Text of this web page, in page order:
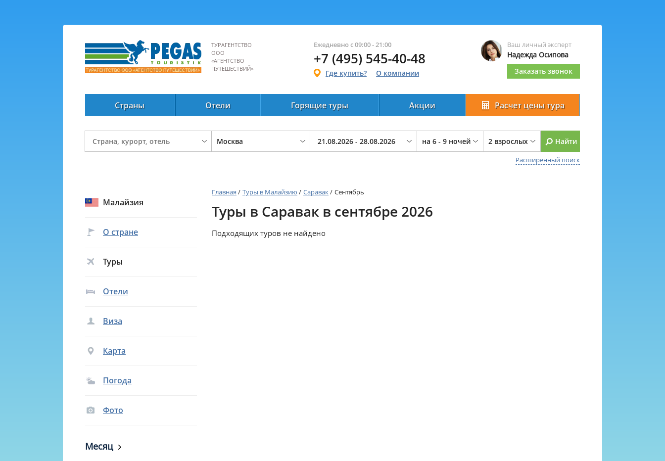
ТУРАГЕНТСТВО
ООО
«АГЕНТСТВО
ПУТЕШЕСТВИЙ»
Ежедневно с 09:00 - 21:00
+7 (495) 545-40-48
Где купить? О компании
Ваш личный эксперт
Надежда Осипова
Заказать звонок
Страны Отели Горящие туры Акции Расчет цены тура
на 6 - 9 ночей 2 взрослых Найти
Расширенный поиск
Малайзия
О стране
Туры
Отели
Виза
Карта
Погода
Фото
Месяц
Главная / Туры в Малайзию / Саравак/ Сентябрь
Туры в Саравак в сентябре 2026
Подходящих туров не найдено